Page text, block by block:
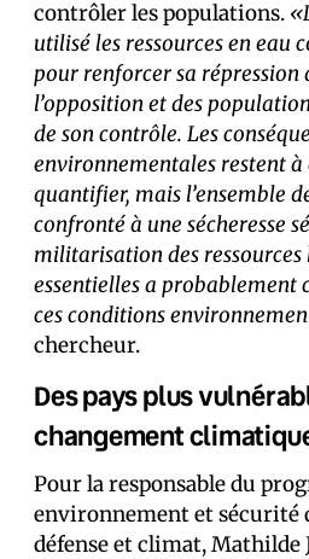
contrôler les populations.
utilisé les ressources en eau
pour renforcer sa répression
l’opposition et des
de son contrôle. Les
environnementales restent
quantifier, mais l’ensemble
confronté à une sécheresse
militarisation des ressources
essentielles a probablement
ces conditions
chercheur.
Des pays plus
changement
Pour la responsable du
environnement et sécurité
défense et climat, Mathilde